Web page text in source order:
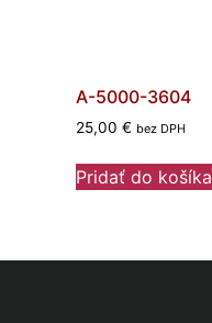
A-5000-3604
25,00€ bez DPH
Pridať do košíka